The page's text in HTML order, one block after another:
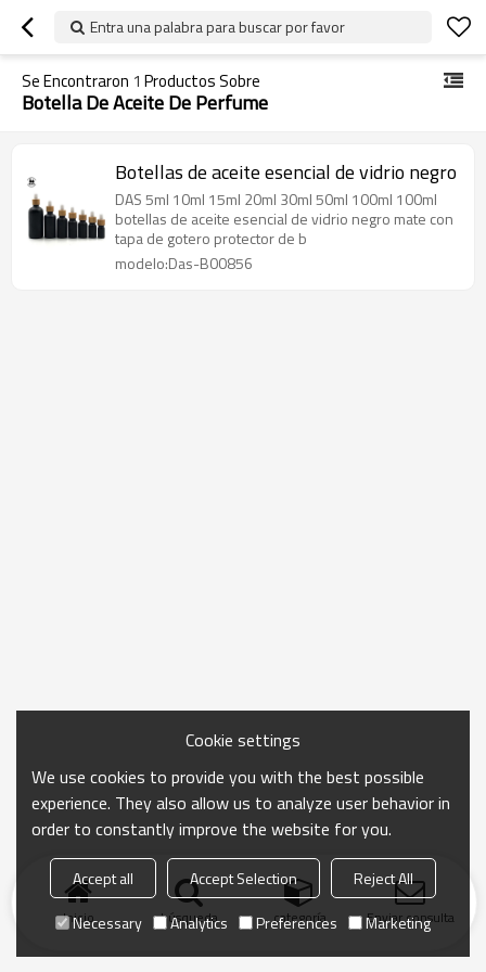
Entra una palabra para buscar por favor
Se Encontraron 1 Productos Sobre
Botella De Aceite De Perfume
Botellas de aceite esencial de vidrio negro
DAS 5ml 10ml 15ml 20ml 30ml 50ml 100ml 100ml
botellas de aceite esencial de vidrio negro mate con
tapa de gotero protector de b
modelo:Das-B00856
Inicio búsqueda categoría Enviar consulta
Cookie settings
We use cookies to provide you with the best possible
experience. They also allow us to analyze user behavior in
order to constantly improve the website for you.
Accept all Accept Selection
Reject All
Necessary
Analytics Preferences Marketing